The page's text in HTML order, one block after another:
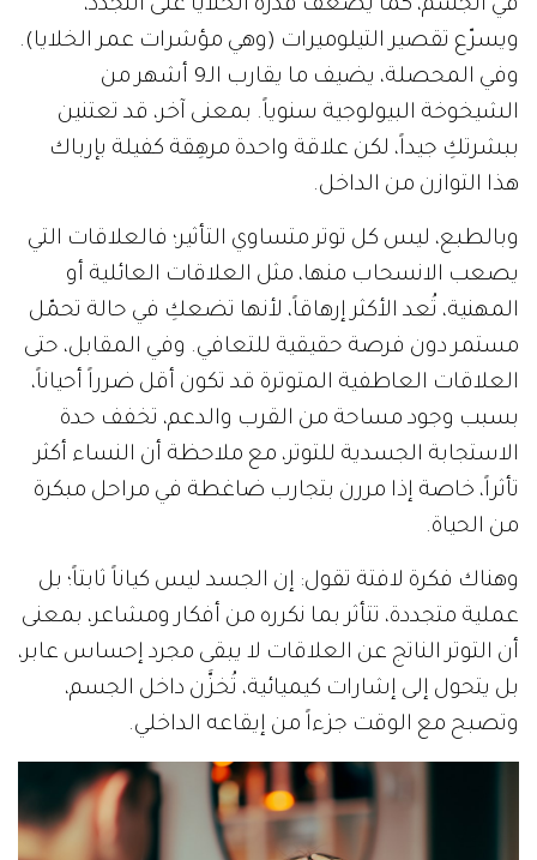
في الجسم، كما يُضعف قدرة الخلايا على التجدد،
ويسرّع تقصير التيلوميرات (وهي مؤشرات عمر الخلايا).
وفي المحصلة، يضيف ما يقارب الـ9 أشهر من
الشيخوخة البيولوجية سنوياً. بمعنى آخر، قد تعتنين
ببشرتكِ جيداً، لكن علاقة واحدة مرهِقة كفيلة بإرباك
هذا التوازن من الداخل.
وبالطبع، ليس كل توتر متساوي التأثير؛ فالعلاقات التي
يصعب الانسحاب منها، مثل العلاقات العائلية أو
المهنية، تُعد الأكثر إرهاقاً، لأنها تضعكِ في حالة تحمّل
مستمر دون فرصة حقيقية للتعافي. وفي المقابل، حتى
العلاقات العاطفية المتوترة قد تكون أقل ضرراً أحياناً،
بسبب وجود مساحة من القرب والدعم، تخفف حدة
الاستجابة الجسدية للتوتر، مع ملاحظة أن النساء أكثر
تأثراً، خاصة إذا مررن بتجارب ضاغطة في مراحل مبكرة
من الحياة.
وهناك فكرة لافتة تقول: إن الجسد ليس كياناً ثابتاً؛ بل
عملية متجددة، تتأثر بما نكرره من أفكار ومشاعر، بمعنى
أن التوتر الناتج عن العلاقات لا يبقى مجرد إحساس عابر،
بل يتحول إلى إشارات كيميائية، تُخزَّن داخل الجسم،
وتصبح مع الوقت جزءاً من إيقاعه الداخلي.